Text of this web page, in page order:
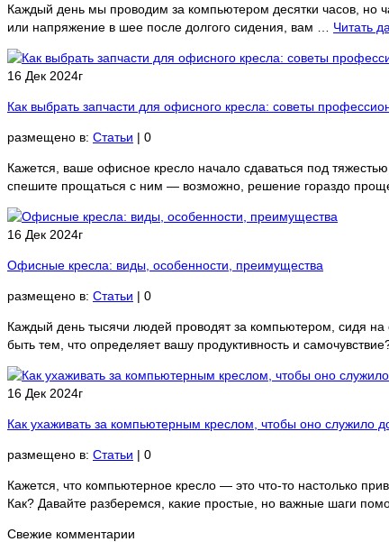
Каждый день мы проводим за компьютером десятки часов, но
или напряжение в шее после долгого сидения, вам … Читать
16 Дек 2024г
Как выбрать запчасти для офисного кресла: советы
размещено в: Статьи | 0
Кажется, ваше офисное кресло начало сдаваться под
спешите прощаться с ним — возможно, решение гораздо
16 Дек 2024г
Офисные кресла: виды, особенности, преимущества
размещено в: Статьи | 0
Каждый день тысячи людей проводят за компьютером, сидя
быть тем, что определяет вашу продуктивность и
16 Дек 2024г
Как ухаживать за компьютерным креслом, чтобы оно служило
размещено в: Статьи | 0
Кажется, что компьютерное кресло — это что-то настолько
Как? Давайте разберемся, какие простые, но важные шаги
Свежие комментарии